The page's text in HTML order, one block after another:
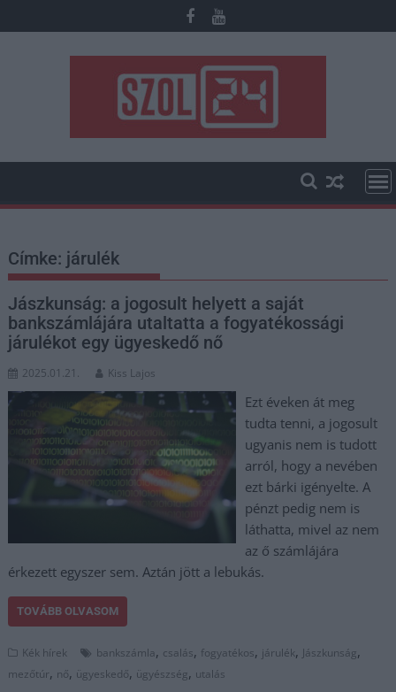
to
Címke: járulék
Jászkunság: a jogosult helyett a saját
bankszámlájára utaltatta a fogyatékossági
járulékot egy ügyeskedő nő
2025.01.21. Kiss Lajos
Ezt éveken át meg
tudta tenni, a jogosult
ugyanis nem is tudott
arról, hogy a nevében
ezt bárki igényelte. A
pénzt pedig nem is
láthatta, mivel az nem
az ő számlájára
érkezett egyszer sem. Aztán jött a lebukás.
TOVÁBB OLVASOM
Kék hírek bankszámla, csalás, fogyatékos, járulék, Jászkunság,
mezőtúr, nő, ügyeskedő, ügyészség, utalás